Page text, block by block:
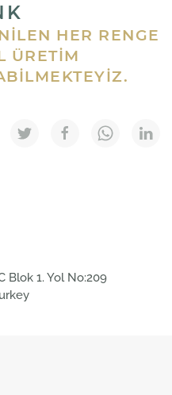
HER RENGE
ÜRETIM
Blok 1. Yol No:209